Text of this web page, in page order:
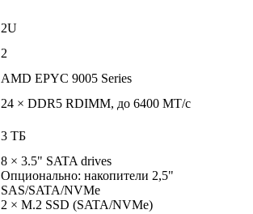
2U
2
AMD EPYC 9005 Series
24 × DDR5 RDIMM, до 6400 МТ/с
3 ТБ
8 × 3.5" SATA drives
Опционально: накопители 2,5"
SAS/SATA/NVMe
2 × M.2 SSD (SATA/NVMe)